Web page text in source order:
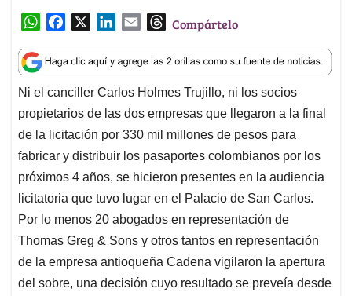
W
a
t
s
A
p
p
c
e
b
o
o
k
n
k
e
d
I
n
a
i
l
T
r
e
a
d
s
Compártelo
Ni el canciller Carlos Holmes Trujillo, ni los socios
propietarios de las dos empresas que llegaron a la final
de la licitación por 330 mil millones de pesos para
fabricar y distribuir los pasaportes colombianos por los
próximos 4 años, se hicieron presentes en la audiencia
licitatoria que tuvo lugar en el Palacio de San Carlos.
Por lo menos 20 abogados en representación de
Thomas Greg & Sons y otros tantos en representación
de la empresa antioqueña Cadena vigilaron la apertura
del sobre, una decisión cuyo resultado se preveía desde